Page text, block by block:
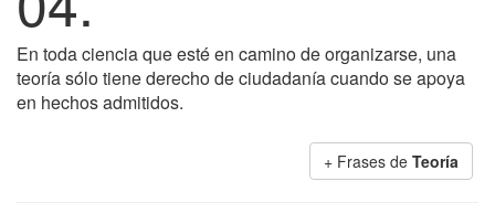
En toda ciencia que esté en camino de organizarse, una
teoría sólo tiene derecho de ciudadanía cuando se apoya
en hechos admitidos.
+ Frases de Teoría